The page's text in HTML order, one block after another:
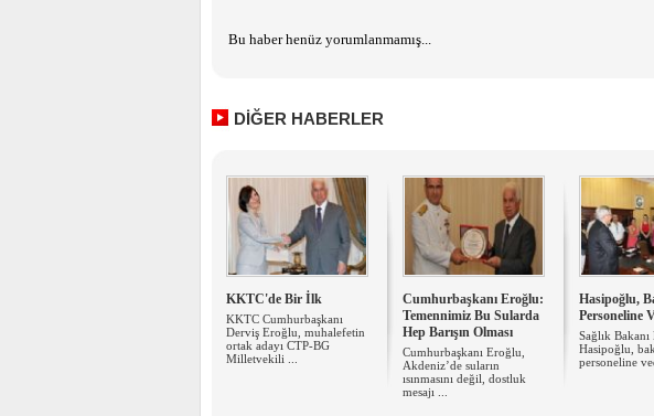
Bu haber henüz yorumlanmamış...
DİĞER HABERLER
KKTC'de Bir İlk
KKTC Cumhurbaşkanı
Derviş Eroğlu, muhalefetin
ortak adayı CTP-BG
Milletvekili ...
Cumhurbaşkanı Eroğlu:
Temennimiz Bu Sularda
Hep Barışın Olması
Cumhurbaşkanı Eroğlu,
Akdeniz’de suların
ısınmasını değil, dostluk
mesajı ...
Hasipoğlu,
Personeline
Sağlık
Hasipoğlu,
personeline